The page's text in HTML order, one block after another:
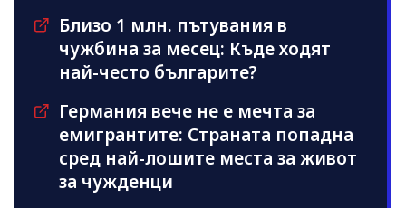
Близо 1 млн. пътувания в
чужбина за месец: Къде ходят
най-често българите?
Германия вече не е мечта за
емигрантите: Страната попадна
сред най-лошите места за живот
за чужденци